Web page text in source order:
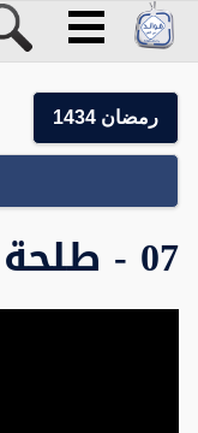
رمضان 1434
07 - طلحة